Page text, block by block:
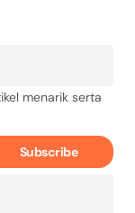
menarik serta
Subscribe